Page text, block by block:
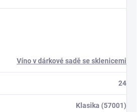
Víno v dárkové sadě se sklenicemi
24
Klasika (57001)